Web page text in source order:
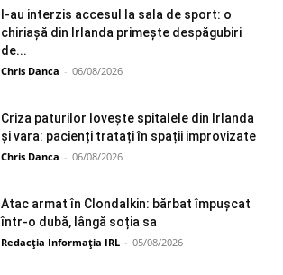
I-au interzis accesul la sala de sport: o
chiriașă din Irlanda primește despăgubiri
de...
Chris Danca - 06/08/2026
Criza paturilor lovește spitalele din Irlanda
și vara: pacienți tratați în spații improvizate
Chris Danca - 06/08/2026
Atac armat în Clondalkin: bărbat împușcat
într-o dubă, lângă soția sa
Redacția Informația IRL - 05/08/2026